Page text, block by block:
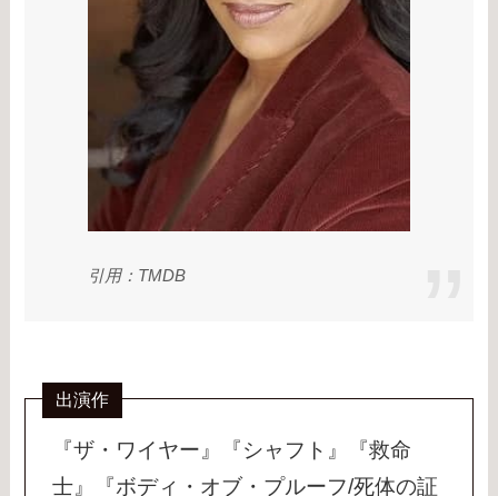
引用：TMDB
出演作
『ザ・ワイヤー』『シャフト』『救命
士』『ボディ・オブ・プルーフ/死体の証